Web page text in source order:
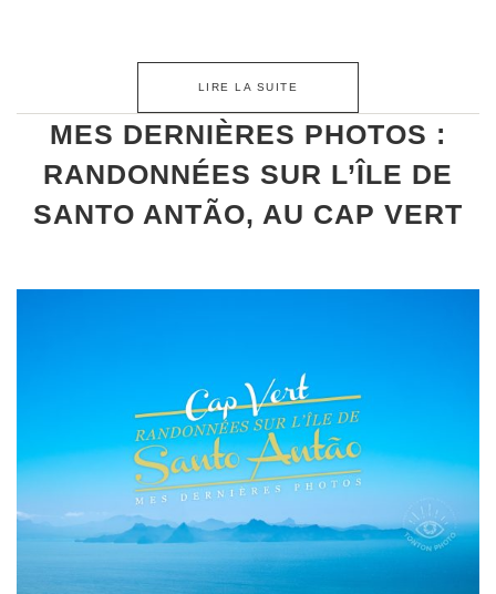
LIRE LA SUITE
MES DERNIÈRES PHOTOS :
RANDONNÉES SUR L’ÎLE DE
SANTO ANTÃO, AU CAP VERT